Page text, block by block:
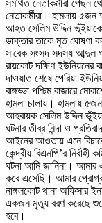
সমর্থিত নেতাকর্মীরা পেছন
নেতাকর্মীরা। হামলায়
আহত সেলিম উদ্দিন ভূঁইয়াকে
ডাক্তার তাকে মৃত ঘোষণা
সাবেক সংসদ সদস্য আব্দুল
রায়কোট দক্ষিণ ইউনিয়নের
দাওয়াত শেষে পেরিয়া
বাঙ্গড্ডা পশ্চিম বাজারে
হামলা চালায়। হামলায়
আহবায়ক সেলিম উদ্দিন
ঘটনার তীব্র নিন্দা ও
আইনের আওতায় এনে
কেন্দ্রীয় বিএনপি’র
ঘটনা আমি জানিনা। আমার
করে এসেছি। আমার
নাঙ্গলকোট থানা অফিসার
একজন মৃত্যু বরণ করেছে
হবে।